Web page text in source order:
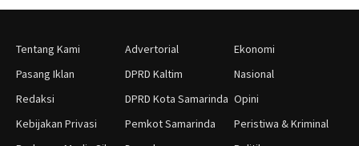
Tentang Kami
Pasang Iklan
Redaksi
Kebijakan Privasi
Advertorial
DPRD Kaltim
DPRD Kota Samarinda
Pemkot Samarinda
Ekonomi
Nasional
Opini
Peristiwa & Kriminal